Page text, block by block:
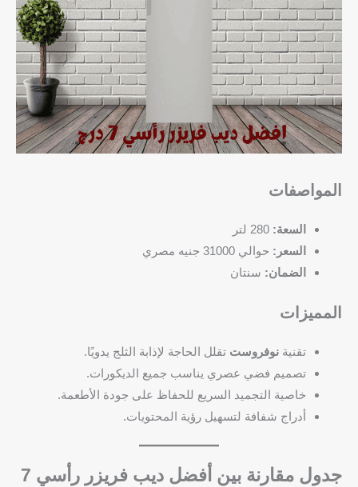
المواصفات
السعة:
السعر: حوالي 31000 جنيه مصري
الضمان: سنتان
المميزات
تقنية نوفروست تقلل الحاجة لإذابة الثلج يدويًا.
تصميم فضي عصري يناسب جميع الديكورات.
خاصية التجميد السريع للحفاظ على جودة الأطعمة.
أدراج شفافة لتسهيل رؤية المحتويات.
جدول مقارنة بين أفضل ديب فريزر رأسي 7